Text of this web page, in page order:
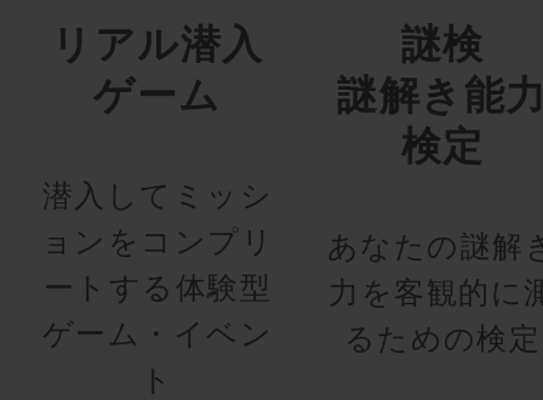
リアル潜入
ゲーム
潜入してミッシ
ョンをコンプリ
ートする体験型
ゲーム・イベン
ト
謎検
謎解き能
検定
あなたの謎解
力を客観的に
るための検定